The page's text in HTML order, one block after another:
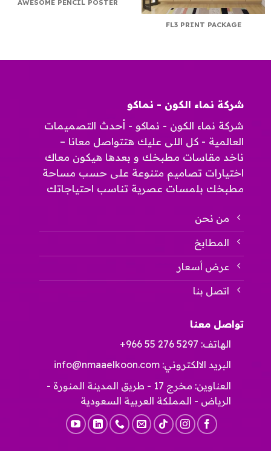
FL3 PRINT PACKAGE
AWESOME PENCIL POSTER
شركة نماء الكون - نماكو
شركة نماء الكون - نماكو - أحدث التصميمات
العالمية - كل اللى عليك هتتواصل معانا –
ناخد مقاسات مطبخك و بعدها هيكون معاك
اختيارات تصاميم متنوعة على حسب مساحة
مطبخك بلمسات عصرية تناسب احتياجاتك
من نحن
المطابخ
عرض أسعار
اتصل بنا
تواصل معنا
الهاتف: +966 55 276 5297
البريد الالكتروني: info@nmaaelkoon.com
العناوين: مخرج 17 - طريق المدينة المنورة -
الرياض - المملكة العربية السعودية